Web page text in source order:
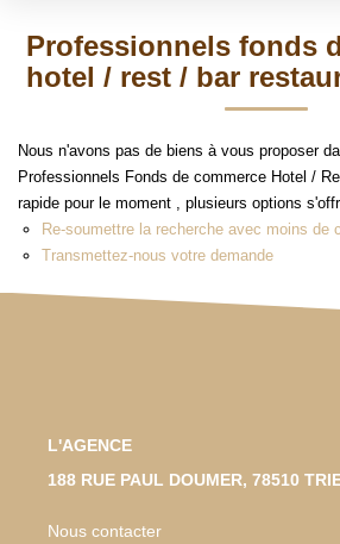
GESTION
NOS PLUS
CONTACT
Sélectionnez...
Type de bien
Surface
Créer une alerte
Professionnels fonds
hotel / rest / bar
Nous n'avons pas de biens à vous proposer
Professionnels Fonds de commerce Hotel /
rapide pour le moment , plusieurs options
Re-soumettre la recherche avec moins de
Transmettez-nous votre demande
L'AGENCE
188 RUE PAUL DOUMER, 78510
Nous contacter